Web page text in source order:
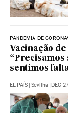
PANDEMIA DE
Vacinação
sentimos
EL PAÍS Sevilha DEC